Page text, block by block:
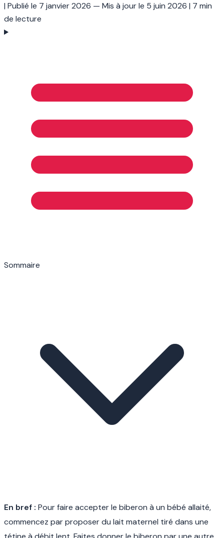
| Publié le 7 janvier 2026 — Mis à jour le 5 juin 2026 | 7 min
de lecture
Sommaire
En bref : Pour faire accepter le biberon à un bébé allaité,
commencez par proposer du lait maternel tiré dans une